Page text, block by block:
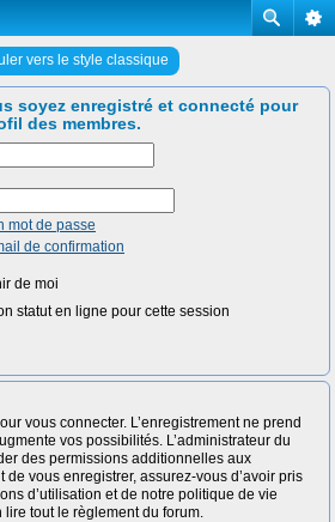
vers le style classique
soyez enregistré et connecté pour
des membres.
mot de passe
de confirmation
de moi
statut en ligne pour cette session
vous connecter. L’enregistrement ne prend
vos possibilités. L’administrateur du
des permissions additionnelles aux
de vous enregistrer, assurez-vous d’avoir pris
d’utilisation et de notre politique de vie
tout le règlement du forum.